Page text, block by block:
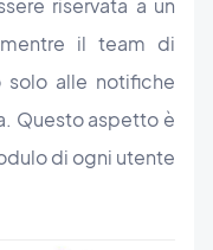
il team di
solo alle notifiche
Questo aspetto è
di ogni utente